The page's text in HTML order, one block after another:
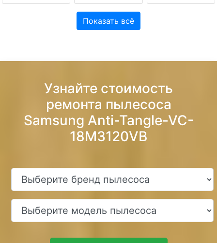
Показать всё
Узнайте стоимость
ремонта пылесоса
Samsung Anti-Tangle-VC-
18M3120VB